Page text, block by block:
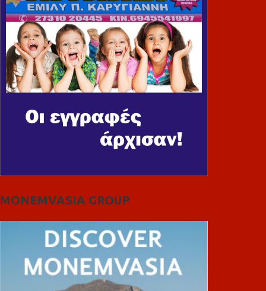
MONEMVASIA GROUP